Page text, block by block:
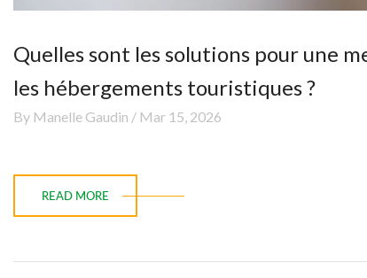
Quelles sont les solutions pour une
les hébergements touristiques ?
By Manelle Gaudin / Mar 15, 2026
READ MORE